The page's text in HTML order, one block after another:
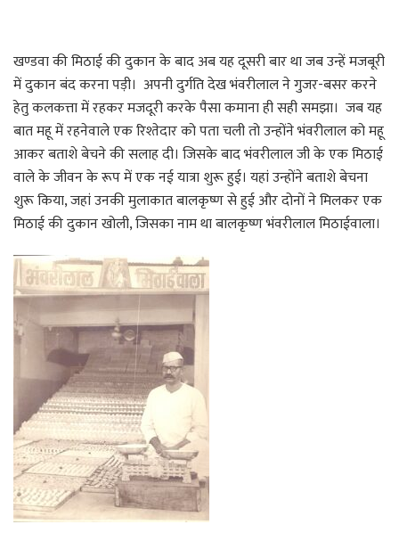
खण्डवा की मिठाई की दुकान के बाद अब यह दूसरी बार था जब उन्हें मजबूरी
में दुकान बंद करना पड़ी। अपनी दुर्गति देख भंवरीलाल ने गुजर-बसर करने
हेतु कलकत्ता में रहकर मजदूरी करके पैसा कमाना ही सही समझा। जब यह
बात महू में रहनेवाले एक रिश्तेदार को पता चली तो उन्होंने भंवरीलाल को महू
आकर बताशे बेचने की सलाह दी। जिसके बाद भंवरीलाल जी के एक मिठाई
वाले के जीवन के रूप में एक नई यात्रा शुरू हुई। यहां उन्होंने बताशे बेचना
शुरू किया, जहां उनकी मुलाकात बालकृष्ण से हुई और दोनों ने मिलकर एक
मिठाई की दुकान खोली, जिसका नाम था बालकृष्ण भंवरीलाल मिठाईवाला।